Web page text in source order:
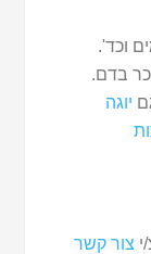
וכד'.
בדם.
יוגה
צור קשר